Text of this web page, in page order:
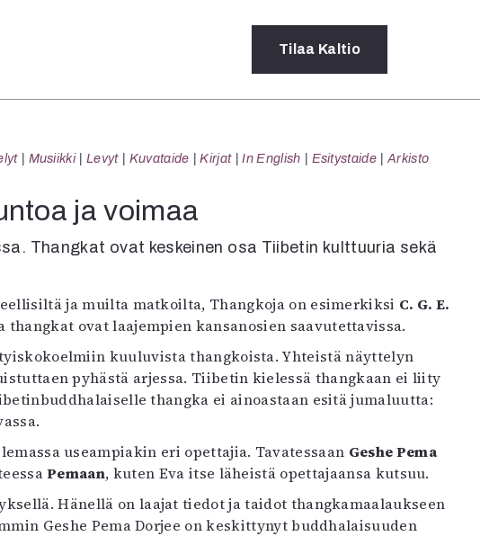
Tilaus ja
Yhteistyössä
Toimitus
Mediatiedot
Tilaa Kaltio
Musiikki Levyt Kuvataide Kirjat In English Esitystaide Arkisto
ja voimaa
Thangkat ovat keskeinen osa Tiibetin kulttuuria sekä
ja muilta matkoilta, Thangkoja on esimerkiksi C. G. E.
ovat laajempien kansanosien saavutettavissa.
kuuluvista thangkoista. Yhteistä näyttelyn
pyhästä arjessa. Tiibetin kielessä thangkaan ei liity
thangka ei ainoastaan esitä jumaluutta:
useampiakin eri opettajia. Tavatessaan Geshe Pema
Pemaan, kuten Eva itse läheistä opettajaansa kutsuu.
Hänellä on laajat tiedot ja taidot thangkamaalaukseen
Geshe Pema Dorjee on keskittynyt buddhalaisuuden